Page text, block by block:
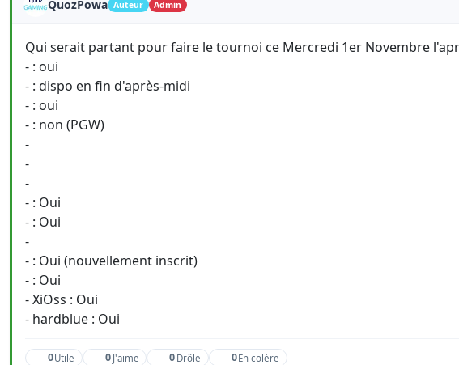
QuozPowa Auteur Admin
Qui serait partant pour faire le tournoi ce Mercredi 1er Novembre
- : oui
- : dispo en fin d'après-midi
- : oui
- : non (PGW)
-
-
-
- : Oui
- : Oui
-
- : Oui (nouvellement inscrit)
- : Oui
- XiOss : Oui
- hardblue : Oui
0Utile 0 J'aime 0 Drôle 0En colère